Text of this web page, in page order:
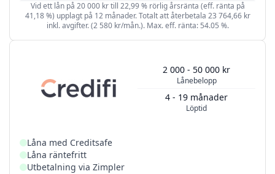
Vid ett lån på 20 000 kr till 22,99 % rörlig årsränta (eff. ränta på
41,18 %) upplagt på 12 månader. Totalt att återbetala 23 764,66 kr
inkl. avgifter. (2 580 kr/mån.). Max. eff. ränta: 54.05 %.
Lånebelopp
2 000 - 50 000 kr
Löptid
4 - 19 månader
Låna med Creditsafe
Låna räntefritt
Utbetalning via Zimpler